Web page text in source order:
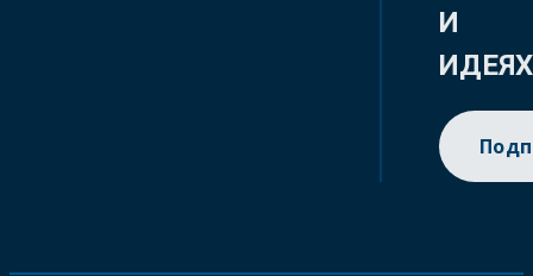
И
ИДЕЯХ